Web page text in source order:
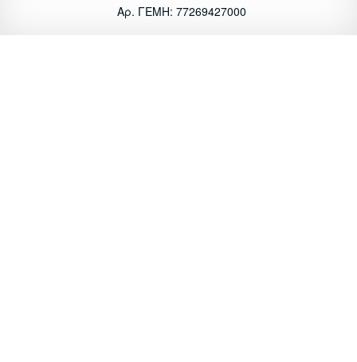
Αρ. ΓΕΜΗ: 77269427000